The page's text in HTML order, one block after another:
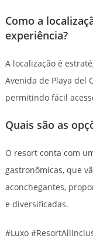
Como a
experiência?
A localização é
Avenida de Playa del
permitindo fácil
Quais são as
O resort conta com
gastronômicas, que
aconchegantes,
e diversificadas.
#Luxo